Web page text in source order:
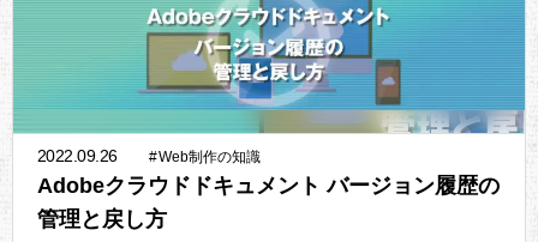
2022.09.26 #Web制作の知識
Adobeクラウドドキュメント バージョン履歴の
管理と戻し方